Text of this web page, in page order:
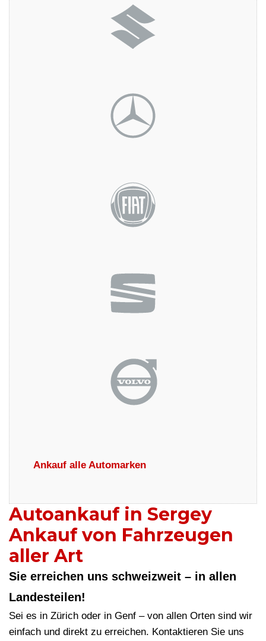
Ankauf alle Automarken
Autoankauf in Sergey
Ankauf von Fahrzeugen
aller Art
Sie erreichen uns schweizweit – in allen
Landesteilen!
Sei es in Zürich oder in Genf – von allen Orten sind wir
einfach und direkt zu erreichen. Kontaktieren Sie uns